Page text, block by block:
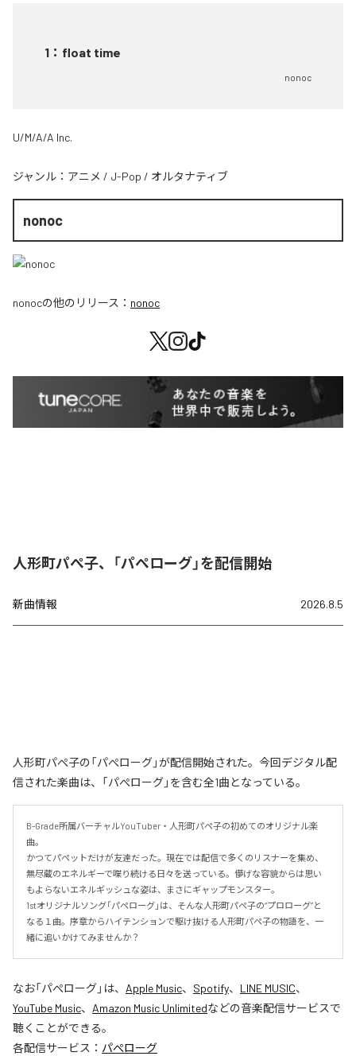
1 ： float time
nonoc
U/M/A/A Inc.
ジャンル： アニメ / J-Pop / オルタナティブ
nonoc
nonocの他のリリース： nonoc
人形町パぺ子、「パぺローグ」を配信開始
新曲情報 2026.8.5
人形町パぺ子の「パぺローグ」が配信開始された。今回デジタル配
信された楽曲は、「パぺローグ」を含む全1曲となっている。
B-Grade所属バーチャルYouTuber・人形町パペ子の初めてのオリジナル楽
曲。
かつてパペットだけが友達だった。現在では配信で多くのリスナーを集め、
無尽蔵のエネルギーで喋り続ける日々を送っている。儚げな容貌からは思い
もよらないエネルギッシュな姿は、まさにギャップモンスター。
1stオリジナルソング「パペローグ」は、そんな人形町パペ子の“プロローグ”と
なる１曲。序章からハイテンションで駆け抜ける人形町パペ子の物語を、一
緒に追いかけてみませんか？
なお「パぺローグ」は、 Apple Music、 Spotify、 LINE MUSIC、
YouTube Music、 Amazon Music Unlimitedなどの音楽配信サービスで
聴くことができる。
各配信サービス： パぺローグ